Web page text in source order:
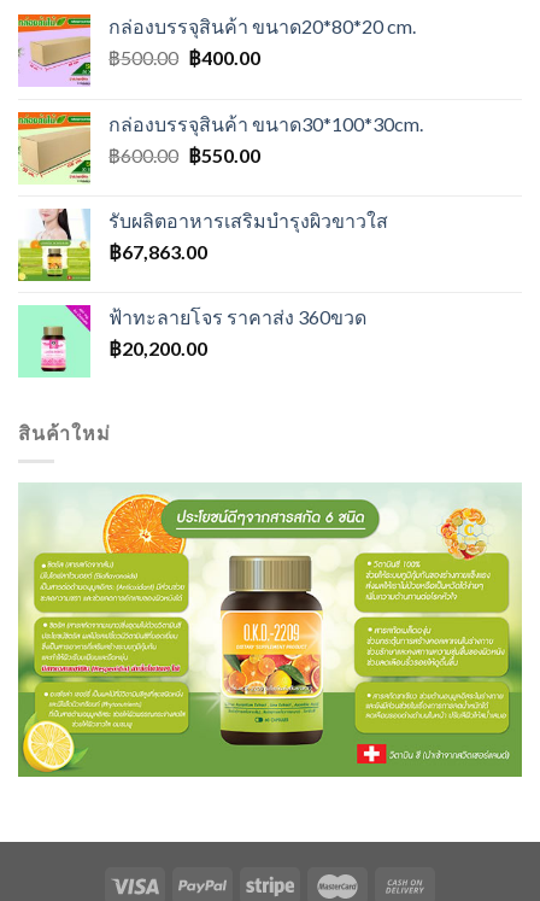
กล่องบรรจุสินค้า ขนาด20*80*20 cm.
฿500.00 Original
฿500.00.
฿400.00Current
฿400.00.
กล่องบรรจุสินค้า ขนาด30*100*30cm.
฿600.00 Original
฿600.00.
฿550.00Current
฿550.00.
รับผลิตอาหารเสริมบำรุงผิวขาวใส
฿67,863.00
ฟ้าทะลายโจร ราคาส่ง 360ขวด
฿20,200.00
สินค้าใหม่